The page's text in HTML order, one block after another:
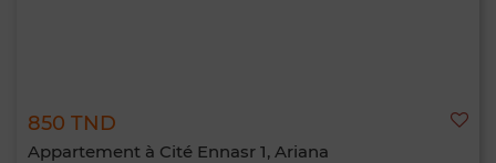
850 TND
Appartement à Cité Ennasr 1, Ariana